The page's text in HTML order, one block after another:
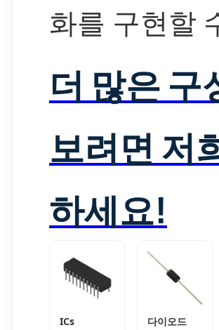
화를 구현할
더 많은 구
보려면 저
하세요!
ICs 다이오드